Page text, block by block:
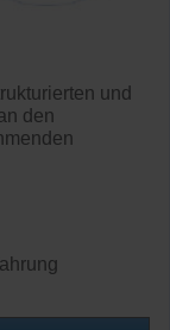
und
den